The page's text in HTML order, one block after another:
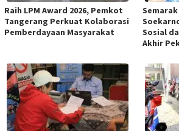
Raih LPM Award 2026, Pemkot
Tangerang Perkuat Kolaborasi
Pemberdayaan Masyarakat
Semarak
Sosial
Akhir